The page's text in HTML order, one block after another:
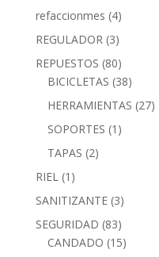
refaccionmes (4)
REGULADOR (3)
REPUESTOS (80)
BICICLETAS (38)
HERRAMIENTAS (27)
SOPORTES (1)
TAPAS (2)
RIEL (1)
SANITIZANTE (3)
SEGURIDAD (83)
CANDADO (15)